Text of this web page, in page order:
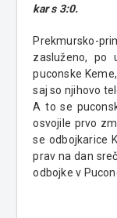
kar s 3:0.
Prekmursko-
zasluženo, po
puconske
saj so njihovo
A to se
osvojile prvo
se odbojkarice
prav na dan
odbojke v